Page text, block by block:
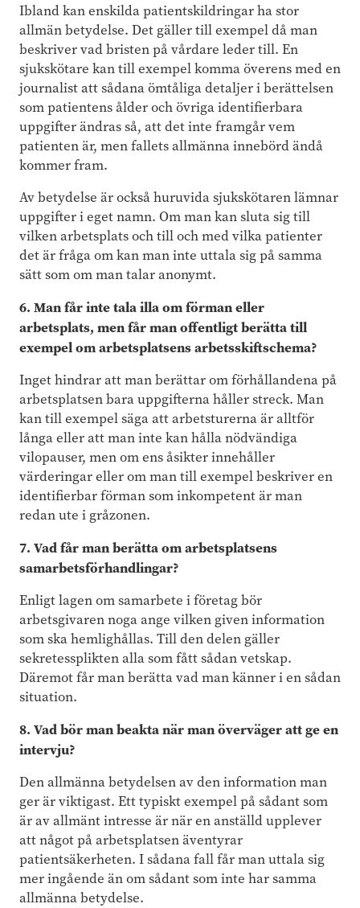
Ibland kan enskilda patientskildringar ha stor
allmän betydelse. Det gäller till exempel då man
beskriver vad bristen på vårdare leder till. En
sjukskötare kan till exempel komma överens med en
journalist att sådana ömtåliga detaljer i berättelsen
som patientens ålder och övriga identifierbara
uppgifter ändras så, att det inte framgår vem
patienten är, men fallets allmänna innebörd ändå
kommer fram.
Av betydelse är också huruvida sjukskötaren lämnar
uppgifter i eget namn. Om man kan sluta sig till
vilken arbetsplats och till och med vilka patienter
det är fråga om kan man inte uttala sig på samma
sätt som om man talar anonymt.
6. Man får inte tala illa om förman eller
arbetsplats, men får man offentligt berätta till
exempel om arbetsplatsens arbetsskiftschema?
Inget hindrar att man berättar om förhållandena på
arbetsplatsen bara uppgifterna håller streck. Man
kan till exempel säga att arbetsturerna är alltför
långa eller att man inte kan hålla nödvändiga
vilopauser, men om ens åsikter innehåller
värderingar eller om man till exempel beskriver en
identifierbar förman som inkompetent är man
redan ute i gråzonen.
7. Vad får man berätta om arbetsplatsens
samarbetsförhandlingar?
Enligt lagen om samarbete i företag bör
arbetsgivaren noga ange vilken given information
som ska hemlighållas. Till den delen gäller
sekretessplikten alla som fått sådan vetskap.
Däremot får man berätta vad man känner i en sådan
situation.
8. Vad bör man beakta när man överväger att ge en
intervju?
Den allmänna betydelsen av den information man
ger är viktigast. Ett typiskt exempel på sådant som
är av allmänt intresse är när en anställd upplever
att något på arbetsplatsen äventyrar
patientsäkerheten. I sådana fall får man uttala sig
mer ingående än om sådant som inte har samma
allmänna betydelse.